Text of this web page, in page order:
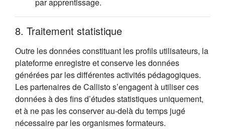
8. Traitement statistique
Outre les données constituant les profils utilisateurs, la
plateforme enregistre et conserve les données
générées par les différentes activités pédagogiques.
Les partenaires de Callisto s’engagent à utiliser ces
données à des fins d’études statistiques uniquement,
et à ne pas les conserver au-delà du temps jugé
nécessaire par les organismes formateurs.